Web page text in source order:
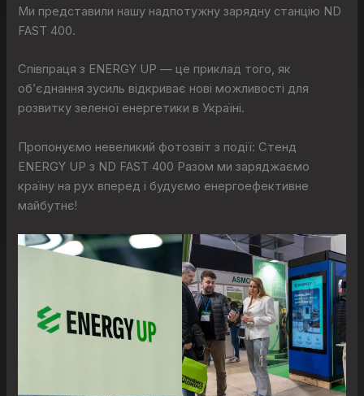
Ми представили нашу надпотужну зарядну станцію ND
FAST 400.
Співпраця з ENERGY UP — це приклад того, як
об’єднання зусиль відкриває нові можливості для
розвитку зеленої енергетики в Україні.
Пропонуємо невеликий фотозвіт з події: Стенд
ENERGY UP з ND FAST 400 Разом ми заряджаємо
країну на рух вперед і будуємо енергоефективне
майбутнє!